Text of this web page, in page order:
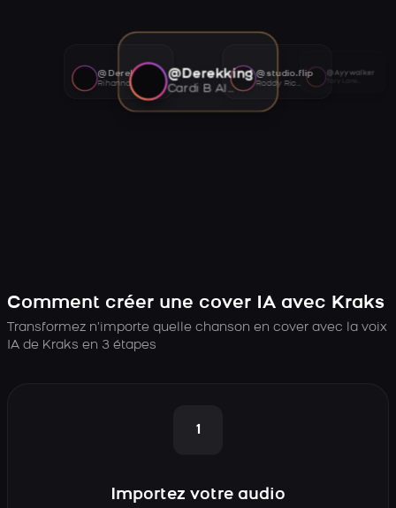
@Derekking
Cardi B AI voice
@studio.flip
Roddy Ricch AI voice
@Ayywalker
@Derekking
Rihanna AI voice
Comment créer une cover IA avec Kraks
Transformez n’importe quelle chanson en cover avec la voix
IA de Kraks en 3 étapes
1
Importez votre audio